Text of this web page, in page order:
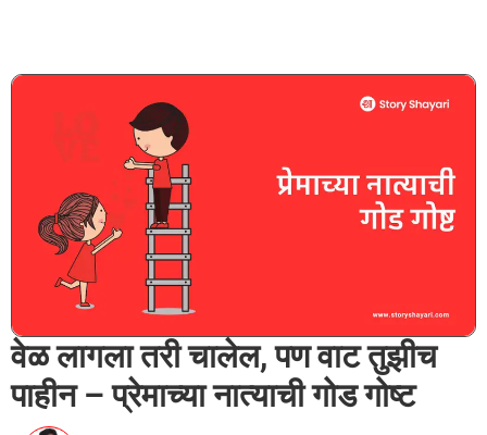
वेळ लागला तरी चालेल, पण वाट तुझीच
पाहीन – प्रेमाच्या नात्याची गोड गोष्ट